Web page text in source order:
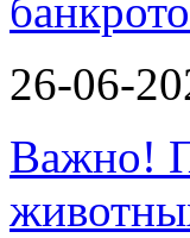
26-06-
Важно!